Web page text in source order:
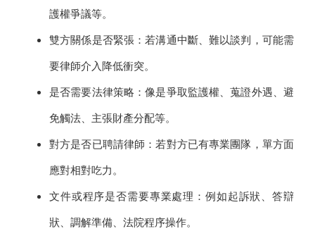
護權爭議等。
雙方關係是否緊張：若溝通中斷、難以談判，可能需
要律師介入降低衝突。
是否需要法律策略：像是爭取監護權、蒐證外遇、避
免觸法、主張財產分配等。
對方是否已聘請律師：若對方已有專業團隊，單方面
應對相對吃力。
文件或程序是否需要專業處理：例如起訴狀、答辯
狀、調解準備、法院程序操作。